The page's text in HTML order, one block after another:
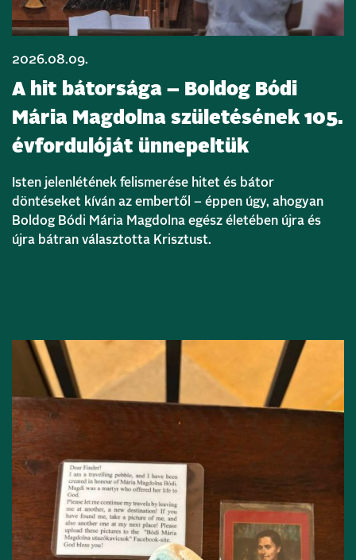
2026.08.09.
A hit bátorsága – Boldog Bódi
Mária Magdolna születésének 105.
évfordulóját ünnepeltük
Isten jelenlétének felismerése hitet és bátor
döntéseket kíván az embertől – éppen úgy, ahogyan
Boldog Bódi Mária Magdolna egész életében újra és
újra bátran választotta Krisztust.